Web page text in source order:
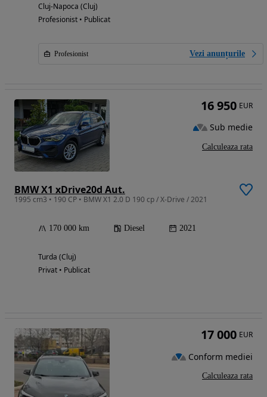
Cluj-Napoca (Cluj)
Profesionist • Publicat
Profesionist Vezi anunțurile
BMW X1 xDrive20d Aut.
1995 cm3 • 190 CP • BMW X1 2.0 D 190 cp / X-Drive / 2021
170 000 km Diesel 2021
Turda (Cluj)
Privat • Publicat
16 950 EUR
Sub medie
Calculeaza rata
17 000 EUR
Conform mediei
Calculeaza rata